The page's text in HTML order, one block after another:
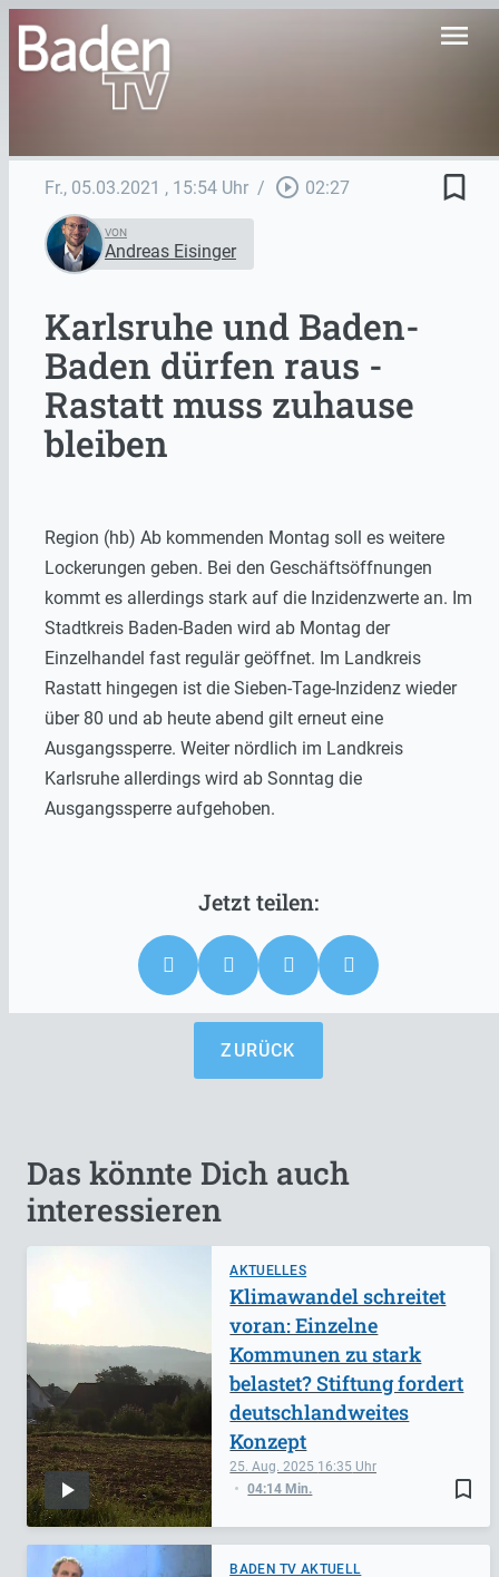
menu
Fr., 05.03.2021 , 15:54 Uhr / play_circle_outline 02:27 bookmark_border
VON
Andreas Eisinger
Karlsruhe und Baden-
Baden dürfen raus -
Rastatt muss zuhause
bleiben
Region (hb) Ab kommenden Montag soll es weitere
Lockerungen geben. Bei den Geschäftsöffnungen
kommt es allerdings stark auf die Inzidenzwerte an. Im
Stadtkreis Baden-Baden wird ab Montag der
Einzelhandel fast regulär geöffnet. Im Landkreis
Rastatt hingegen ist die Sieben-Tage-Inzidenz wieder
über 80 und ab heute abend gilt erneut eine
Ausgangssperre. Weiter nördlich im Landkreis
Karlsruhe allerdings wird ab Sonntag die
Ausgangssperre aufgehoben.
ZURÜCK
Das könnte Dich auch
interessieren
AKTUELLES
bookmark_border
25. Aug. 2025 16:35
04:14 Min.
Klimawandel schreitet
voran: Einzelne
Kommunen zu stark
belastet? Stiftung fordert
deutschlandweites
Konzept
BADEN TV AKTUELL